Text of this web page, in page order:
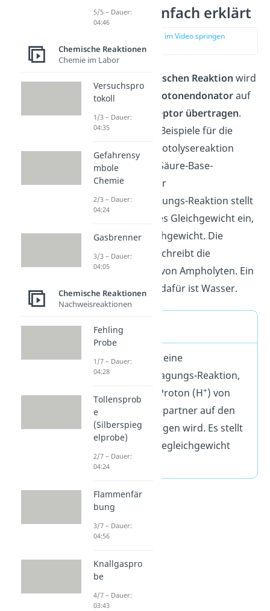
Protolyse einfach erklärt
zur Stelle im Video springen
(00:11)
protolytischen Reaktion wird
einProton Protonendonatorauf
denProtonenakzeptor übertragen.
Häufig findest du Beispiele für die
Protolyse (auch Protolysereaktion
genannt) bei den Säure-Base-
Reaktionen. Bei der
Protonenübertragungs-Reaktion stellt
sich ein chemisches Gleichgewicht ein,
das Protolysegleichgewicht. Die
Autoprotolyse beschreibt die
Eigendissoziation von Ampholyten. Ein
typisches Beispiel dafür ist Wasser.
Definition
Die Protolyse ist eine
Protonenübertragungs-Reaktion,
bei welcher ein Proton (H+) von
einem Reaktionspartner auf den
anderen übertragen wird. Es stellt
sich ein Protolysegleichgewicht
ein.
5/5 – Dauer:
04:46
Chemische Reaktionen
Chemie im Labor
Versuchspro
tokoll
1/3 – Dauer:
04:35
Gefahrensy
mbole
Chemie
2/3 – Dauer:
04:24
Gasbrenner
3/3 – Dauer:
04:05
Chemische Reaktionen
Nachweisreaktionen
Fehling
Probe
1/7 – Dauer:
04:28
Tollensprob
e
(Silberspieg
elprobe)
2/7 – Dauer:
04:24
Flammenfär
bung
3/7 – Dauer:
04:56
Knallgaspro
be
4/7 – Dauer:
03:43